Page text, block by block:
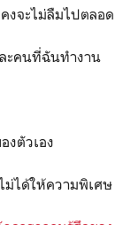
งจะไม่ลืมไปตลอด
ะคนที่ฉันทำงาน
งตัวเอง
ม่ได้ให้ความพิเศษ